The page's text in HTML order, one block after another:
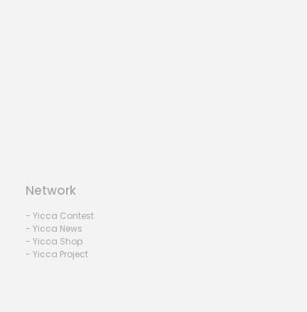
Network
- Yicca Contest
- Yicca News
- Yicca Shop
- Yicca Project